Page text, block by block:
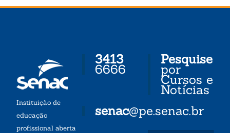
Instituição de
educação
profissional aberta
3413
6666
senac@pe.senac.br
Pesquise
por
Cursos e
Notícias